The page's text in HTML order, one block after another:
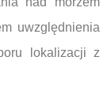
uwzględnienia
lokalizacji z